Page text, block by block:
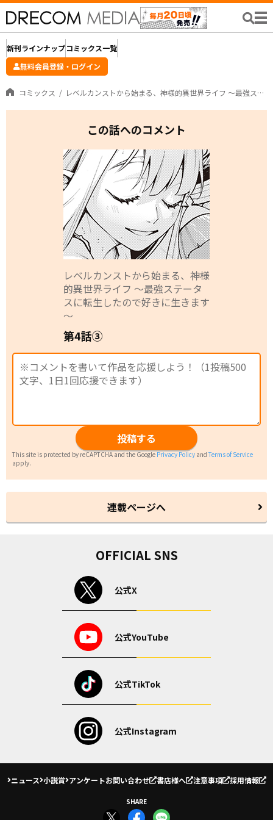
新刊ラインナップコミックス一覧
無料会員登録・ログイン
コミックス レベルカンストから始まる、神様的異世界ライフ ～最強ステータスに転生したので好きに生きます～
この話へのコメント
レベルカンストから始まる、神様
的異世界ライフ ～最強ステータ
スに転生したので好きに生きます
～
第4話③
投稿する
This site is protected by reCAPTCHA and the GooglePrivacy Policy andTerms of Service
apply.
連載ページへ
OFFICIAL SNS
公式X
公式YouTube
公式TikTok
公式Instagram
ニュース 小説賞 アンケートお問い合わせ 書店様へ 注意事項 採用情報
SHARE